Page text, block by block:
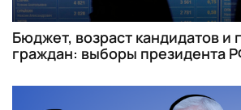
Бюджет, возраст кандидатов и
граждан: выборы президента